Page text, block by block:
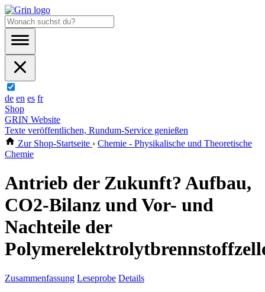
de en es fr
Shop
GRIN Website
Texte veröffentlichen, Rundum-Service genießen
Zur Shop-Startseite › Chemie - Physikalische und Theoretische
Chemie
Antrieb der Zukunft? Aufbau,
CO2-Bilanz und Vor- und
Nachteile der
Zusammenfassung Leseprobe Details